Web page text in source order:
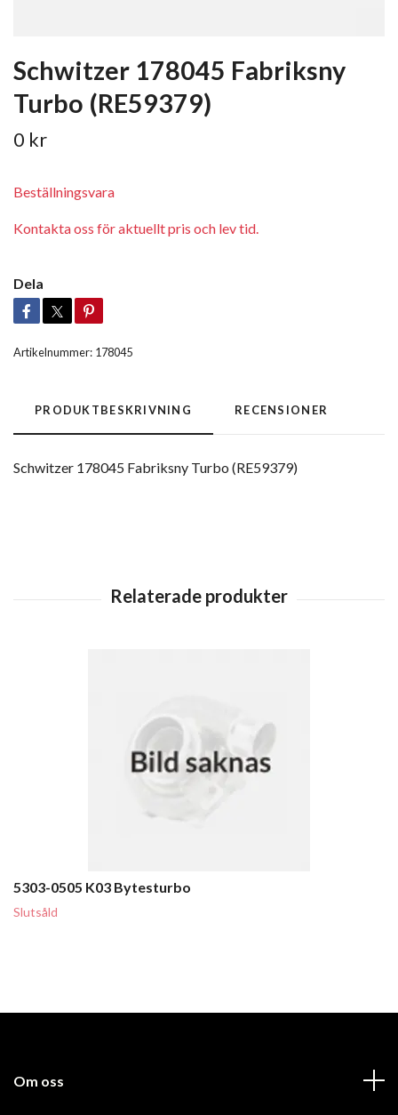
Schwitzer 178045 Fabriksny
Turbo (RE59379)
0 kr
Beställningsvara
Kontakta oss för aktuellt pris och lev tid.
Dela
Artikelnummer: 178045
PRODUKTBESKRIVNING RECENSIONER
Schwitzer 178045 Fabriksny Turbo (RE59379)
5303-0505 K03 Bytesturbo
Slutsåld
Om oss